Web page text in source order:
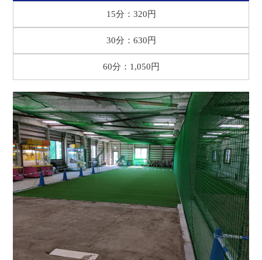
15分：320円
30分：630円
60分：1,050円